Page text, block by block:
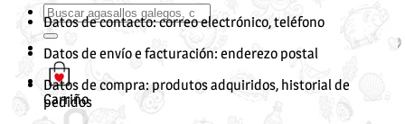
Buscar
por:
Carriño
Datos de contacto: correo electrónico, teléfono
Datos de envío e facturación: enderezo postal
Datos de compra: produtos adquiridos, historial de
pedidos